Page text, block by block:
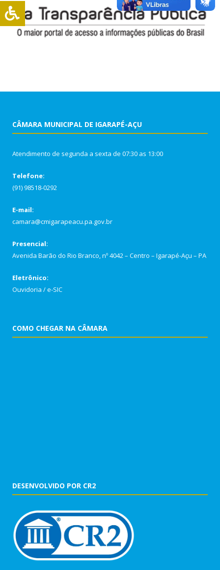
CÂMARA MUNICIPAL DE IGARAPÉ-AÇU
Atendimento de segunda a sexta de 07:30 as 13:00
Telefone:
(91) 98518-0292
E-mail:
camara@cmigarapeacu.pa.gov.br
Presencial:
Avenida Barão do Rio Branco, nº 4042 – Centro – Igarapé-Açu – PA
Eletrônico:
Ouvidoria /e-SIC
COMO CHEGAR NA CÂMARA
DESENVOLVIDO POR CR2